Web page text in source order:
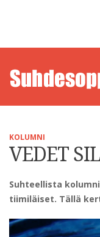
KOLUMNI
VEDET
Suhteellista
tiimiläiset. Tällä